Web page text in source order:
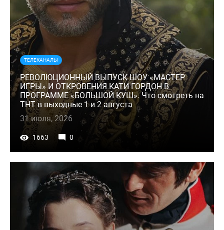
ТЕЛЕКАНАЛЫ
РЕВОЛЮЦИОННЫЙ ВЫПУСК ШОУ «МАСТЕР
ИГРЫ» И ОТКРОВЕНИЯ КАТИ ГОРДОН В
ПРОГРАММЕ «БОЛЬШОЙ КУШ». Что смотреть на
ТНТ в выходные 1 и 2 августа
31 июля, 2026
1663 0